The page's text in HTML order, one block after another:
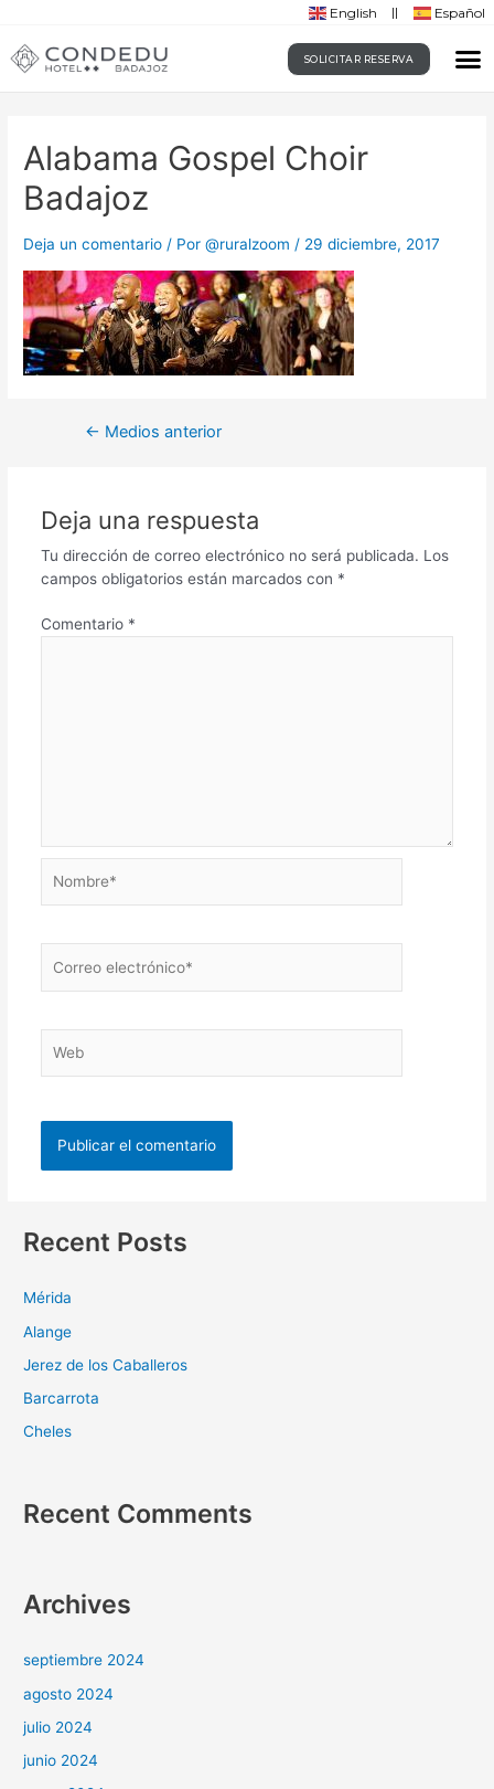
English Español
SOLICITAR RESERVA
Alabama Gospel Choir
Badajoz
Deja un comentario / Por@ruralzoom / 29 diciembre, 2017
← Medios anterior
Deja una respuesta
Tu dirección de correo electrónico no será publicada. Los
campos obligatorios están marcados con *
Comentario *
Recent Posts
Mérida
Alange
Jerez de los Caballeros
Barcarrota
Cheles
Recent Comments
Archives
septiembre 2024
agosto 2024
julio 2024
junio 2024